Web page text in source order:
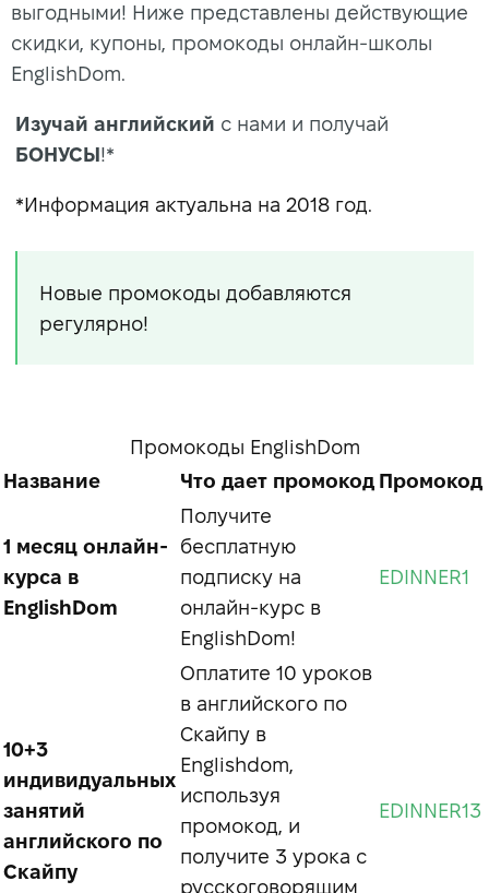
выгодными! Ниже представлены действующие
скидки, купоны, промокоды онлайн-школы
EnglishDom.
Изучай английский с нами и получай
БОНУСЫ!*
*Информация актуальна на 2018 год.
Новые промокоды добавляются
регулярно!
Промокоды EnglishDom
Название
Что дает промокод Промокод
1 месяц онлайн-
курса в
EnglishDom
Получите
бесплатную
подписку на
онлайн-курс в
EnglishDom!
EDINNER1
10+3
индивидуальных
занятий
английского по
Скайпу
Оплатите 10 уроков
в английского по
Скайпу в
Englishdom,
используя
промокод, и
получите 3 урока с
русскоговорящим
EDINNER13